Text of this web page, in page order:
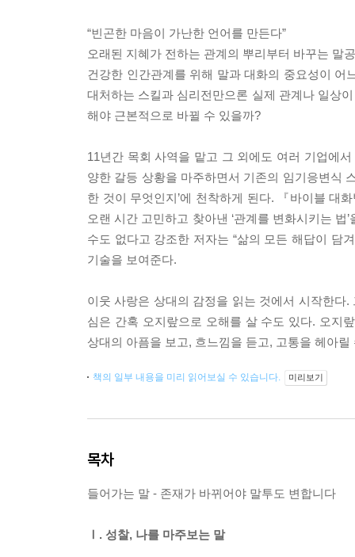
“빈곤한 마음이 가난한 언어를 만든다”
오래된 지혜가 전하는 관계의 뿌리부터 바꾸는 말
건강한 인간관계를 위해 말과 대화의 중요성이
대처하는 스킬과 심리전만으론 실제 관계나 일상
해야 근본적으로 바뀔 수 있을까?
11년간 목회 사역을 맡고 그 외에도 여러 기업에
양한 갈등 상황을 마주하면서 기존의 임기응변식
한 것이 무엇인지’에 천착하게 된다. 『바이블 대
오랜 시간 고민하고 찾아낸 ‘관계를 변화시키는
수도 없다고 강조한 저자는 “삶의 모든 해답이 담
기술을 보여준다.
이웃 사랑은 상대의 감정을 읽는 것에서 시작한다
심은 간혹 오지랖으로 오해를 살 수도 있다. 오지
상대의 아픔을 보고, 흐느낌을 듣고, 고통을 헤아
책의 일부 내용을 미리 읽어보실 수 있습니다. 미리보기
목차
들어가는 말 - 존재가 바뀌어야 말투도 변합니다
Ⅰ. 성찰, 나를 마주보는 말